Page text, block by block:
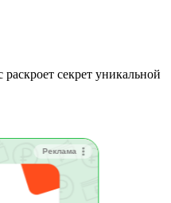
Реклама